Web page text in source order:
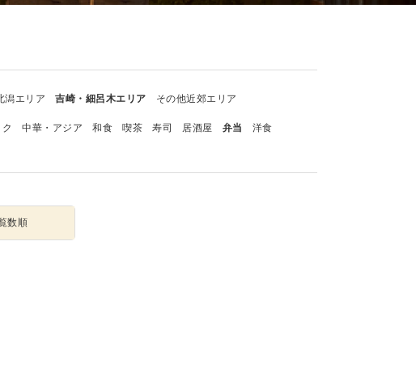
潟エリア 吉崎・細呂木エリア その他近郊エリア
中華・アジア 和食 喫茶 寿司 居酒屋 弁当
洋食
数順